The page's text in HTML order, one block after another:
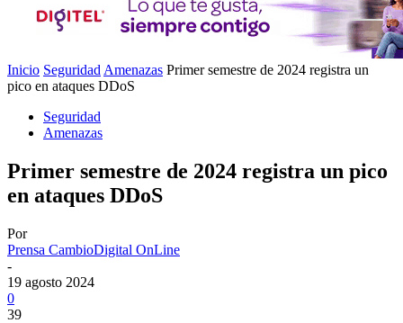
Inicio Seguridad Amenazas Primer semestre de 2024 registra un
pico en ataques DDoS
Seguridad
Amenazas
Primer semestre de 2024 registra un pico
en ataques DDoS
Por
Prensa CambioDigital OnLine
-
19 agosto 2024
0
39